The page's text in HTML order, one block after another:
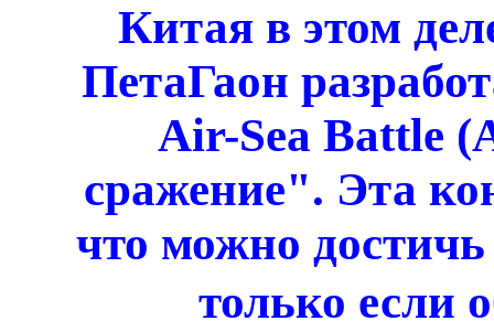
Китая в этом
ПетаГаон
Air-Sea Battle
сражение". Эта
что можно
только если